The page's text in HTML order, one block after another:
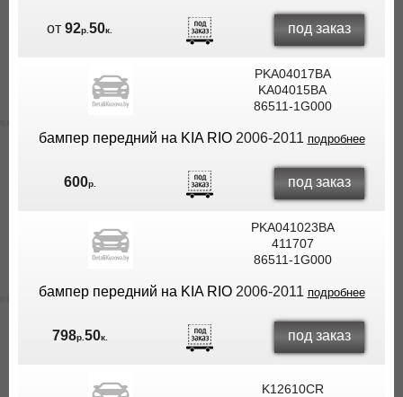
от92р.50к. под заказ
PKA04017BA
KA04015BA
86511-1G000
бампер передний на KIA RIO2006-2011 подробнее
600р. под заказ
PKA041023BA
411707
86511-1G000
бампер передний на KIA RIO2006-2011 подробнее
798р. 50к. под заказ
K12610CR